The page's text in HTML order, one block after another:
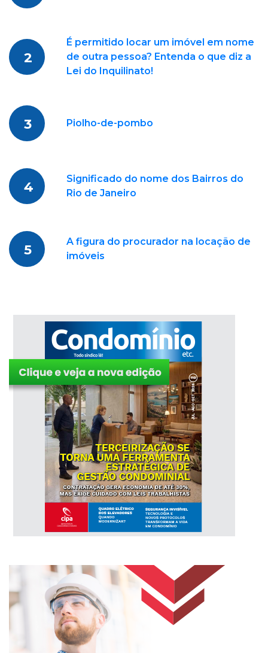
2
É permitido locar um imóvel em nome
de outra pessoa? Entenda o que diz a
Lei do Inquilinato!
3 Piolho-de-pombo
4
Significado do nome dos Bairros do
Rio de Janeiro
5
A figura do procurador na locação de
imóveis